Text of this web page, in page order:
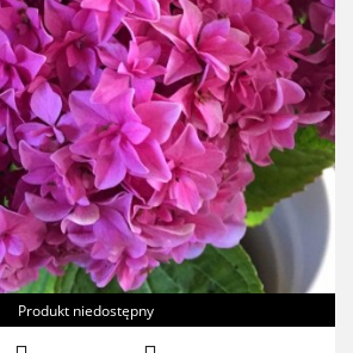
Produkt niedostępny